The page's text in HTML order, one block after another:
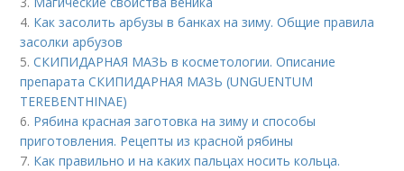
4. Как засолить арбузы в банках на зиму. Общие правила
засолки арбузов
5.СКИПИДАРНАЯ МАЗЬ в косметологии. Описание
препарата СКИПИДАРНАЯ МАЗЬ (UNGUENTUM
TEREBENTHINAE)
6. Рябина красная заготовка на зиму и способы
приготовления. Рецепты из красной рябины
7. Как правильно и на каких пальцах носить кольца.